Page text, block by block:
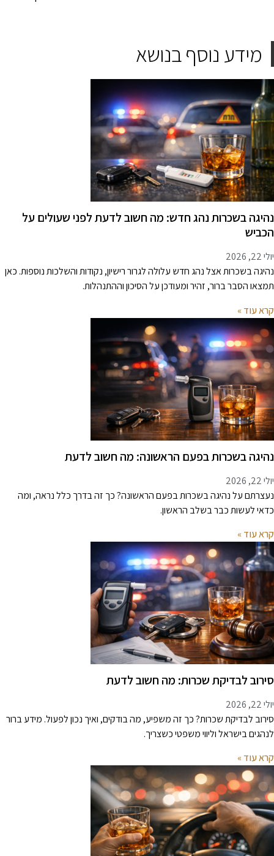
מידע נוסף בנושא
בשכרות נהג חדש: מה חשוב לדעת לפני שעולים על
2026
בשכרות אצל נהג חדש עלולה לגרור רישיון, נקודות והשלכות נוספות. כאן
הסבר ברור, זהיר ומעודכן על הסיכון וההתנהלות.
עוד »
בשכרות בפעם הראשונה: מה חשוב לדעת
2026
על נהיגה בשכרות בפעם הראשונה? כך זה בדרך כלל נראה, ומה
לעשות כבר בשלב הראשון.
עוד »
לבדיקת שכרות: מה חשוב לדעת
2026
לבדיקת שכרות? כך זה משפיע, מה בודקים, ואיך נכון לפעול. מידע ברור
בישראל וליווי משפטי כשצריך.
עוד »